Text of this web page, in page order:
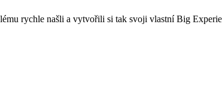
rychle našli a vytvořili si tak svoji vlastní Big